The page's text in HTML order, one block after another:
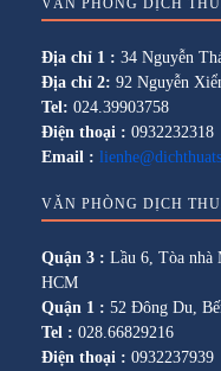
Địa chỉ 1 : 34 Nguyễn
Địa chỉ 2: 92 Nguyễn
Tel: 024.39903758
Điện thoại : 0932232318
Email :
VĂN PHÒNG DỊCH
Quận 3 : Lầu 6, Tòa nhà
HCM
Quận 1 : 52 Đông Du,
Tel : 028.66829216
Điện thoại : 0932237939